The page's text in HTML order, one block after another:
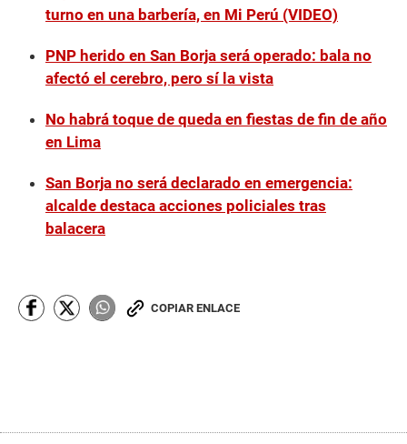
turno en una barbería, en Mi Perú (VIDEO)
PNP herido en San Borja será operado: bala no
afectó el cerebro, pero sí la vista
No habrá toque de queda en fiestas de fin de año
en Lima
San Borja no será declarado en emergencia:
alcalde destaca acciones policiales tras
balacera
COPIAR ENLACE